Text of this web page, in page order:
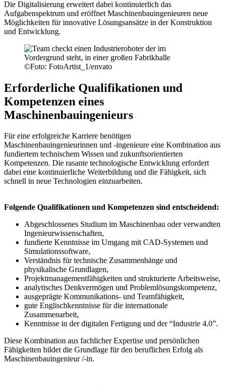
Die Digitalisierung erweitert dabei kontinuierlich das
Aufgabenspektrum und eröffnet Maschinenbauingenieuren neue
Möglichkeiten für innovative Lösungsansätze in der Konstruktion
und Entwicklung.
©Foto: FotoArtist_1/envato
Erforderliche Qualifikationen und
Kompetenzen eines
Maschinenbauingenieurs
Für eine erfolgreiche Karriere benötigen
Maschinenbauingenieurinnen und -ingenieure eine Kombination aus
fundiertem technischem Wissen und zukunftsorientierten
Kompetenzen. Die rasante technologische Entwicklung erfordert
dabei eine kontinuierliche Weiterbildung und die Fähigkeit, sich
schnell in neue Technologien einzuarbeiten.
Folgende Qualifikationen und Kompetenzen sind entscheidend:
Abgeschlossenes Studium im Maschinenbau oder verwandten
Ingenieurwissenschaften,
fundierte Kenntnisse im Umgang mit CAD-Systemen und
Simulationssoftware,
Verständnis für technische Zusammenhänge und
physikalische Grundlagen,
Projektmanagementfähigkeiten und strukturierte Arbeitsweise,
analytisches Denkvermögen und Problemlösungskompetenz,
ausgeprägte Kommunikations- und Teamfähigkeit,
gute Englischkenntnisse für die internationale
Zusammenarbeit,
Kenntnisse in der digitalen Fertigung und der “Industrie 4.0”.
Diese Kombination aus fachlicher Expertise und persönlichen
Fähigkeiten bildet die Grundlage für den beruflichen Erfolg als
Maschinenbauingenieur /-in.